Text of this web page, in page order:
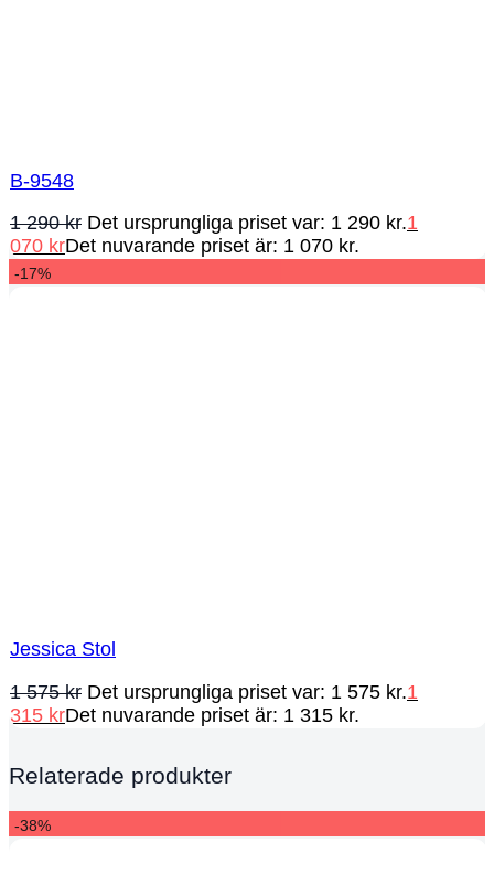
B-9548
1 290kr Det ursprungliga priset var: 1 290 kr.1
070 krDet nuvarande priset är: 1 070 kr.
-17%
Jessica Stol
1 575kr Det ursprungliga priset var: 1 575 kr.1
315 krDet nuvarande priset är: 1 315 kr.
Relaterade produkter
-38%